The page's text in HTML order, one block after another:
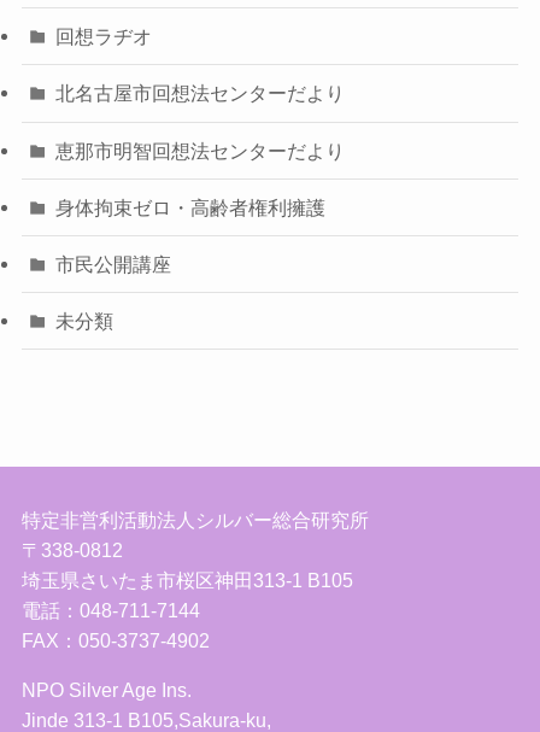
回想ラヂオ
北名古屋市回想法センターだより
恵那市明智回想法センターだより
身体拘束ゼロ・高齢者権利擁護
市民公開講座
未分類
特定非営利活動法人シルバー総合研究所
〒338-0812
埼玉県さいたま市桜区神田313-1 B105
電話：048-711-7144
FAX：050-3737-4902
NPO Silver Age Ins.
Jinde 313-1 B105,Sakura-ku,